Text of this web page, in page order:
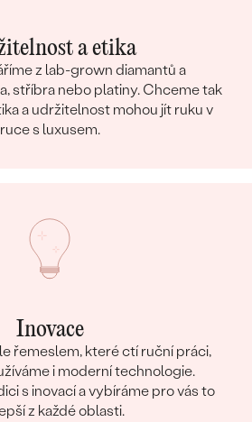
a etika
z lab-grown diamantů a
stříbra nebo platiny. Chceme tak
a udržitelnost mohou jít ruku v
ruce s luxusem.
Inovace
řemeslem, které ctí ruční práci,
i moderní technologie.
s inovací a vybíráme pro vás to
z každé oblasti.